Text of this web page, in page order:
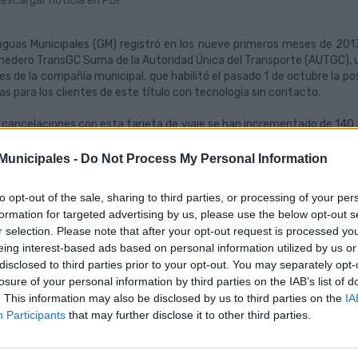
- Do Not Process My Personal Information
opt-out of the sale, sharing to third parties, or processing of your
for targeted advertising by us, please use the below opt-out
selection. Please note that after your opt-out request is processed
interest-based ads based on personal information utilized by us
to third parties prior to your opt-out. You may separately
of your personal information by third parties on the IAB’s list of
This information may also be disclosed by us to third parties on the
Participants that may further disclose it to other third parties.
Municipales (GM) registró en los nueve primeros meses de
TransGC Suma de la Autoridad Única del Transporte
de la compañía municipal, que habilitó el pasado 1 de octubre la
para los clientes de este título con tecnología sin contacto.
cancelaciones con esta tarjeta de viaje se han incrementado de
, lo que demuestra una
los clientes de GM que utilizaron la tarjeta TransGC Suma
de los primeros tres meses de 2013, cuando la cifra de
itinerarios de Guaguas Municipales más utilizados por los usuarios
Hoya de la Plata), con 18.155 viajeros; laLínea 17
Universitario), con 9.451; la Línea 1(Teatro-Puerto), con 8.601;
viajeros en los nueve primeros meses del año.
este octubre yase pueden realizar transbordos gratuitos
El trayecto completo debe ser realizado en las rutas de
con un operador distinto. El tiempo límite del que dispone
con cualquier título de prepago propio de GM, y sólo se permitirán